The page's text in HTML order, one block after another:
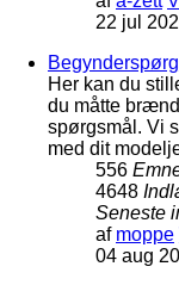
22 jul
Her kan du
du måtte
spørgsmål. Vi
med dit
556
4648
Seneste
af moppe
04 aug